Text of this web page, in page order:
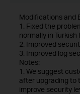
Modifications and
1. Fixed the
normally in
2. Improved
3. Improved log
Notes:
1. We suggest
after upgrading to
improve security